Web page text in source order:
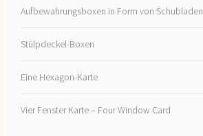
Aufbewahrungsboxen in Form von Schubladen
Stülpdeckel-Boxen
Eine Hexagon-Karte
Vier Fenster Karte – Four Window Card